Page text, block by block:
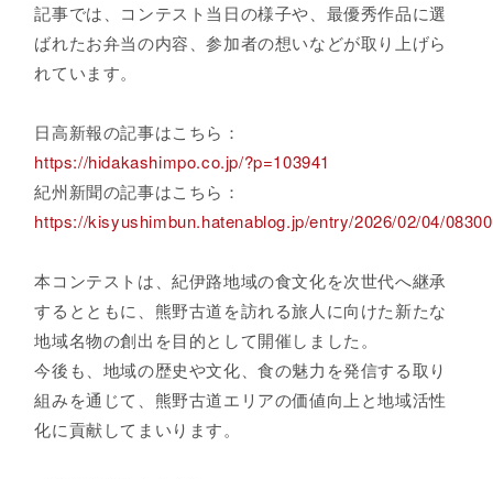
記事では、コンテスト当日の様子や、最優秀作品に選
ばれたお弁当の内容、参加者の想いなどが取り上げら
れています。
日高新報の記事はこちら：
https://hidakashimpo.co.jp/?p=103941
紀州新聞の記事はこちら：
https://kisyushimbun.hatenablog.jp/entry/2026/02/04/
本コンテストは、紀伊路地域の食文化を次世代へ継承
するとともに、熊野古道を訪れる旅人に向けた新たな
地域名物の創出を目的として開催しました。
今後も、地域の歴史や文化、食の魅力を発信する取り
組みを通じて、熊野古道エリアの価値向上と地域活性
化に貢献してまいります。